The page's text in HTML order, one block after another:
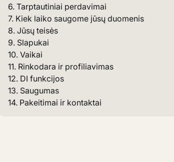
6. Tarptautiniai perdavimai
7. Kiek laiko saugome jūsų duomenis
8. Jūsų teisės
9. Slapukai
10. Vaikai
11. Rinkodara ir profiliavimas
12. DI funkcijos
13. Saugumas
14. Pakeitimai ir kontaktai